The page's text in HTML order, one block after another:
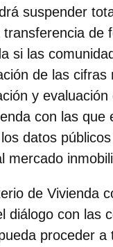
suspender
transferencia de
si las
de las cifras
y evaluación
con las que
datos
mercado
de Vivienda
diálogo con las
proceder a